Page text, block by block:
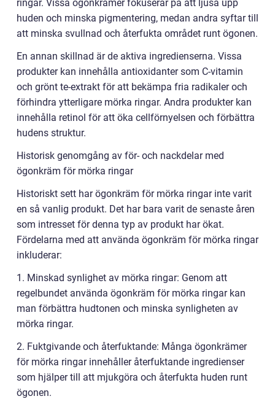
ringar. Vissa ögonkrämer fokuserar på att ljusa upp
huden och minska pigmentering, medan andra syftar till
att minska svullnad och återfukta området runt ögonen.
En annan skillnad är de aktiva ingredienserna. Vissa
produkter kan innehålla antioxidanter som C-vitamin
och grönt te-extrakt för att bekämpa fria radikaler och
förhindra ytterligare mörka ringar. Andra produkter kan
innehålla retinol för att öka cellförnyelsen och förbättra
hudens struktur.
Historisk genomgång av för- och nackdelar med
ögonkräm för mörka ringar
Historiskt sett har ögonkräm för mörka ringar inte varit
en så vanlig produkt. Det har bara varit de senaste åren
som intresset för denna typ av produkt har ökat.
Fördelarna med att använda ögonkräm för mörka ringar
inkluderar:
1. Minskad synlighet av mörka ringar: Genom att
regelbundet använda ögonkräm för mörka ringar kan
man förbättra hudtonen och minska synligheten av
mörka ringar.
2. Fuktgivande och återfuktande: Många ögonkrämer
för mörka ringar innehåller återfuktande ingredienser
som hjälper till att mjukgöra och återfukta huden runt
ögonen.